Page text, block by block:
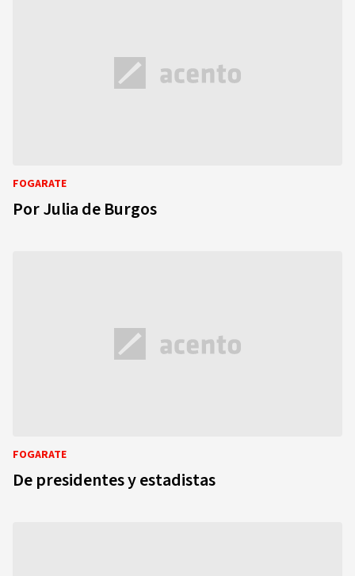
FOGARATE
Por Julia de Burgos
FOGARATE
De presidentes y estadistas